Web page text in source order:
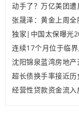
动手了？万亿美团遭
张晟泽：黄金上周全
超长债换手率接近历
经营性贷款资金流入